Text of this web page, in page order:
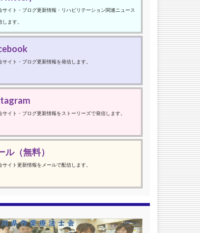
サイト・ブログ更新情報・リハビリテーション関連ニュース
します。
サイト・ブログ更新情報を発信します。
サイト・ブログ更新情報をストーリーズで発信します。
ル（無料）
サイト更新情報をメールで配信します。